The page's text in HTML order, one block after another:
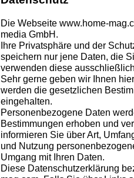
Die Webseite www.home-
media GmbH.
Ihre Privatsphäre und der
speichern nur jene Daten, die
verwenden diese
Sehr gerne geben wir Ihnen
werden die gesetzlichen
eingehalten.
Personenbezogene Daten
Bestimmungen erhoben und
informieren Sie über Art,
und Nutzung
Umgang mit Ihren Daten.
Diese Datenschutzerklärung